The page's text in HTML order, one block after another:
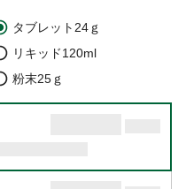
タブレット24ｇ
リキッド120ml
粉末25ｇ